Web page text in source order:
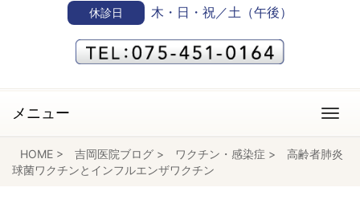
休診日 木・日・祝／土（午後）
メニュー
HOME > 吉岡医院ブログ > ワクチン・感染症 >
高齢者肺炎
球菌ワクチンとインフルエンザワクチン